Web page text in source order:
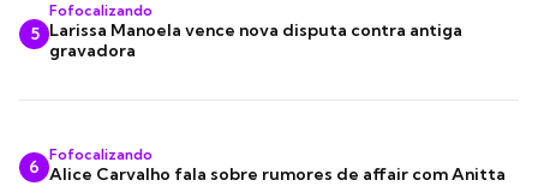
5
Fofocalizando
Larissa Manoela vence nova disputa contra antiga
gravadora
6
Fofocalizando
Alice Carvalho fala sobre rumores de affair com Anitta